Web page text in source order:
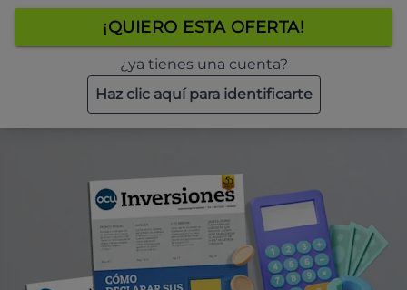
¡QUIERO ESTA OFERTA!
¿ya tienes una cuenta?
Haz clic aquí para identificarte